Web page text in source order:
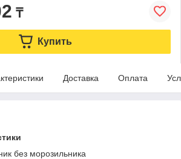
₸
Купить
Доставка Оплата
без морозильника